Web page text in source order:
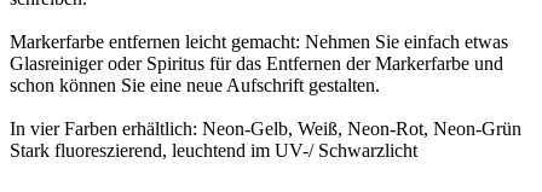
Markerfarbe entfernen leicht gemacht: Nehmen Sie einfach etwas
Glasreiniger oder Spiritus für das Entfernen der Markerfarbe und
schon können Sie eine neue Aufschrift gestalten.
In vier Farben erhältlich: Neon-Gelb, Weiß, Neon-Rot, Neon-Grün
Stark fluoreszierend, leuchtend im UV-/ Schwarzlicht